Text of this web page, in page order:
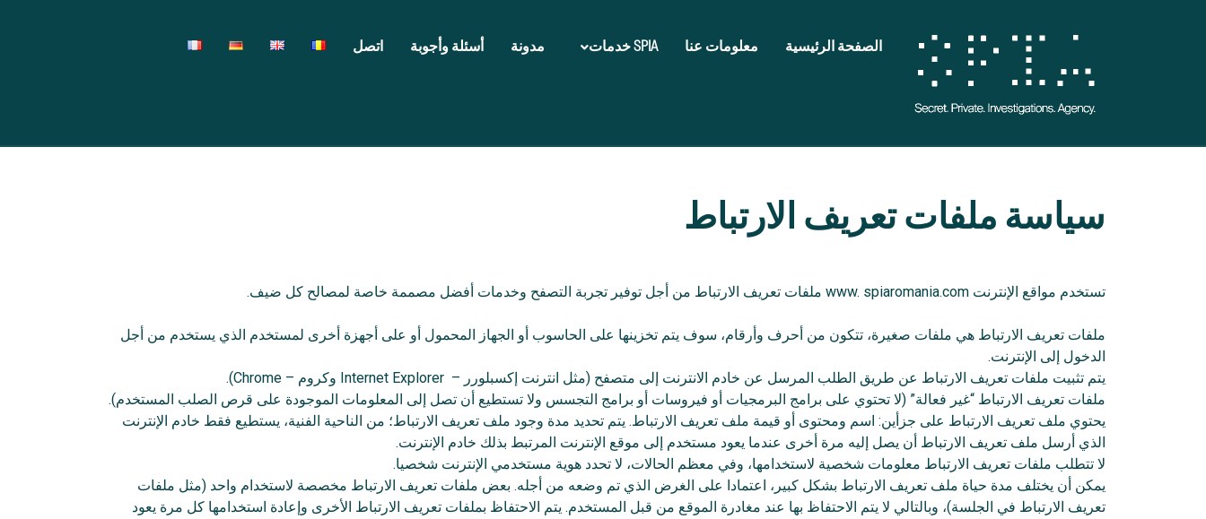
الصفحة الرئيسية معلومات عنا SPIA خدمات مدونة أسئلة وأجوبة اتصل
سياسة ملفات تعريف الارتباط
تستخدم مواقع الإنترنت www. spiaromania.com ملفات تعريف الارتباط من أجل توفير تجربة التصفح وخدمات أفضل مصممة خاصة لمصالح كل ضيف.
ملفات تعريف الارتباط هي ملفات صغيرة، تتكون من أحرف وأرقام، سوف يتم تخزينها على الحاسوب أو الجهاز المحمول أو على أجهزة أخرى لمستخدم الذي يستخدم من أجل
الدخول إلى الإنترنت.
يتم تثبيت ملفات تعريف الارتباط عن طريق الطلب المرسل عن خادم الانترنت إلى متصفح (مثل انترنت إكسبلورر – Internet Explorer وكروم – Chrome).
ملفات تعريف الارتباط “غير فعالة” (لا تحتوي على برامج البرمجيات أو فيروسات أو برامج التجسس ولا تستطيع أن تصل إلى المعلومات الموجودة على قرص الصلب المستخدم).
يحتوي ملف تعريف الارتباط على جزأين: اسم ومحتوى أو قيمة ملف تعريف الارتباط. يتم تحديد مدة وجود ملف تعريف الارتباط؛ من الناحية الفنية، يستطيع فقط خادم الإنترنت
الذي أرسل ملف تعريف الارتباط أن يصل إليه مرة أخرى عندما يعود مستخدم إلى موقع الإنترنت المرتبط بذلك خادم الإنترنت.
لا تتطلب ملفات تعريف الارتباط معلومات شخصية لاستخدامها، وفي معظم الحالات، لا تحدد هوية مستخدمي الإنترنت شخصيا.
يمكن أن يختلف مدة حياة ملف تعريف الارتباط بشكل كبير، اعتمادا على الغرض الذي تم وضعه من أجله. بعض ملفات تعريف الارتباط مخصصة لاستخدام واحد (مثل ملفات
تعريف الارتباط في الجلسة)، وبالتالي لا يتم الاحتفاظ بها عند مغادرة الموقع من قبل المستخدم. يتم الاحتفاظ بملفات تعريف الارتباط الأخرى وإعادة استخدامها كل مرة يعود